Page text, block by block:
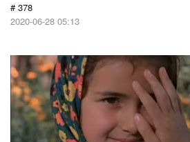
# 378
2020-06-28 05:13